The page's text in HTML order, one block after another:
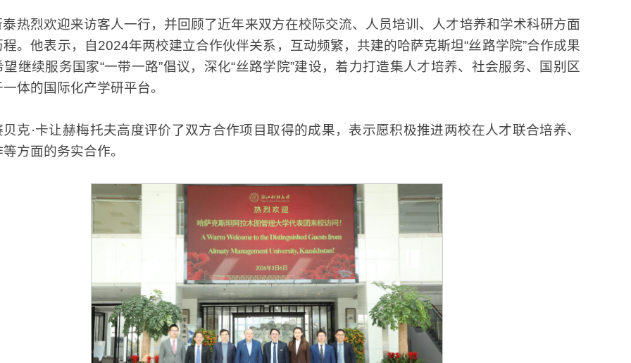
泰热烈欢迎来访客人一行，并回顾了近年来双方在校际交流、人员培训、人才培养和学术科研方面
程。他表示，自2024年两校建立合作伙伴关系，互动频繁，共建的哈萨克斯坦“丝路学院”合作成果
望继续服务国家“一带一路”倡议，深化“丝路学院”建设，着力打造集人才培养、社会服务、国别区
体的国际化产学研平台。
贝克·卡让赫梅托夫高度评价了双方合作项目取得的成果，表示愿积极推进两校在人才联合培养、
方面的务实合作。